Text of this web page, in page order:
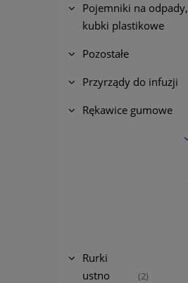
Pojemniki na odpady,
kubki plastikowe
Pozostałe
Przyrządy do infuzji
Rękawice gumowe
Rurki
ustno
(2)